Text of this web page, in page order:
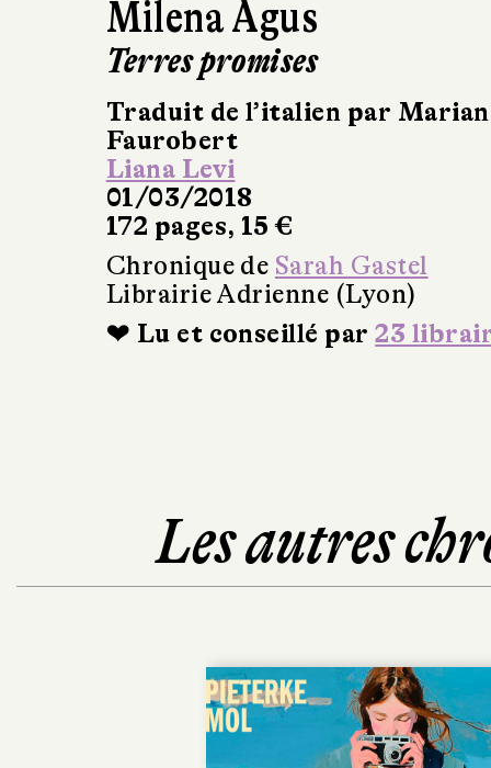
Milena Agus
Terres promises
Traduit de l’italien par
Faurobert
Liana Levi
01/03/2018
172 pages, 15 €
Chronique de Sarah Gastel
Librairie Adrienne (Lyon)
❤ Lu et conseillé par23
Les autres